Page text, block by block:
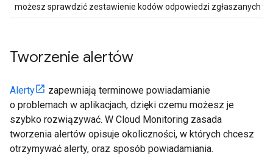
możesz sprawdzić zestawienie kodów odpowiedzi zgłaszanych w
Tworzenie alertów
Alerty
zapewniają terminowe powiadamianie
o problemach w aplikacjach, dzięki czemu możesz je
szybko rozwiązywać. W Cloud Monitoring zasada
tworzenia alertów opisuje okoliczności, w których chcesz
otrzymywać alerty, oraz sposób powiadamiania.